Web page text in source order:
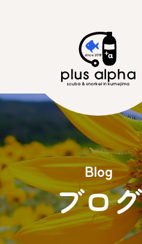
Blog
ブログ